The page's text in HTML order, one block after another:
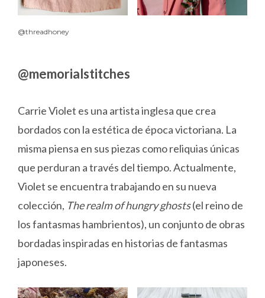
@threadhoney
@memorialstitches
Carrie Violet es una artista inglesa que crea
bordados con la estética de época victoriana. La
misma piensa en sus piezas como reliquias únicas
que perduran a través del tiempo. Actualmente,
Violet se encuentra trabajando en su nueva
colección, The realm of hungry ghosts(el reino de
los fantasmas hambrientos), un conjunto de obras
bordadas inspiradas en historias de fantasmas
japoneses.